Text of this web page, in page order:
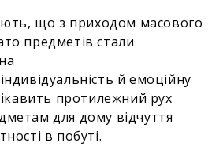
що з приходом масового
предметів стали
й емоційну
протилежний рух
для дому відчуття
в побуті.